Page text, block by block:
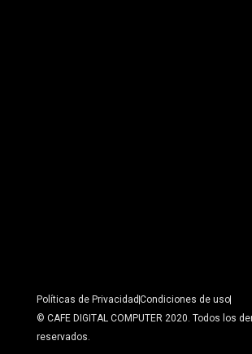
Políticas de Privacidad Condiciones de uso
© CAFE DIGITAL COMPUTER 2020. Todos los
reservados.